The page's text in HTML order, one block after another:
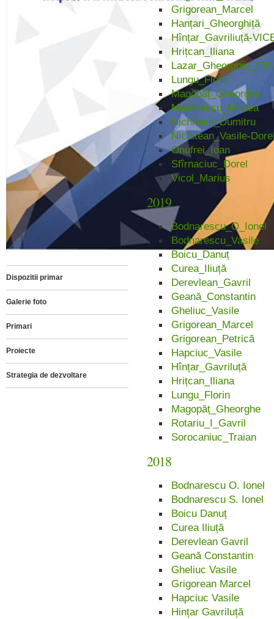
Dispozitii primar
Galerie foto
Primari
Proiecte
Strategia de dezvoltare
Grigorean_Marcel
Hanțari_Gheorghiță
Hînțar_Gavriliuță-
Hrițcan_Iliana
Lazar_Gheorghe_-
Lungu_Florin
Magopăț_Gheorghe
Martinescu_Mircea
Nichitean_Dumitru
Nichitean_Vasile-
Onufrei_Ioan
Sfîrnaciuc_Dorel
Vicol_Marius
2019
Bodnarescu_O_Ionel
Bodnarescu_Vasile
Boicu_Danuț
Curea_Iliuță
Derevlean_Gavril
Geană_Constantin
Gheliuc_Vasile
Grigorean_Marcel
Grigorean_Petrică
Hapciuc_Vasile
Hînțar_Gavriluță
Hrițcan_Iliana
Lungu_Florin
Magopăț_Gheorghe
Rotariu_I_Gavril
Sorocaniuc_Traian
2018
Bodnarescu O. Ionel
Bodnarescu S. Ionel
Boicu Danuț
Curea Iliuță
Derevlean Gavril
Geană Constantin
Gheliuc Vasile
Grigorean Marcel
Hapciuc Vasile
Hințar Gavriluță